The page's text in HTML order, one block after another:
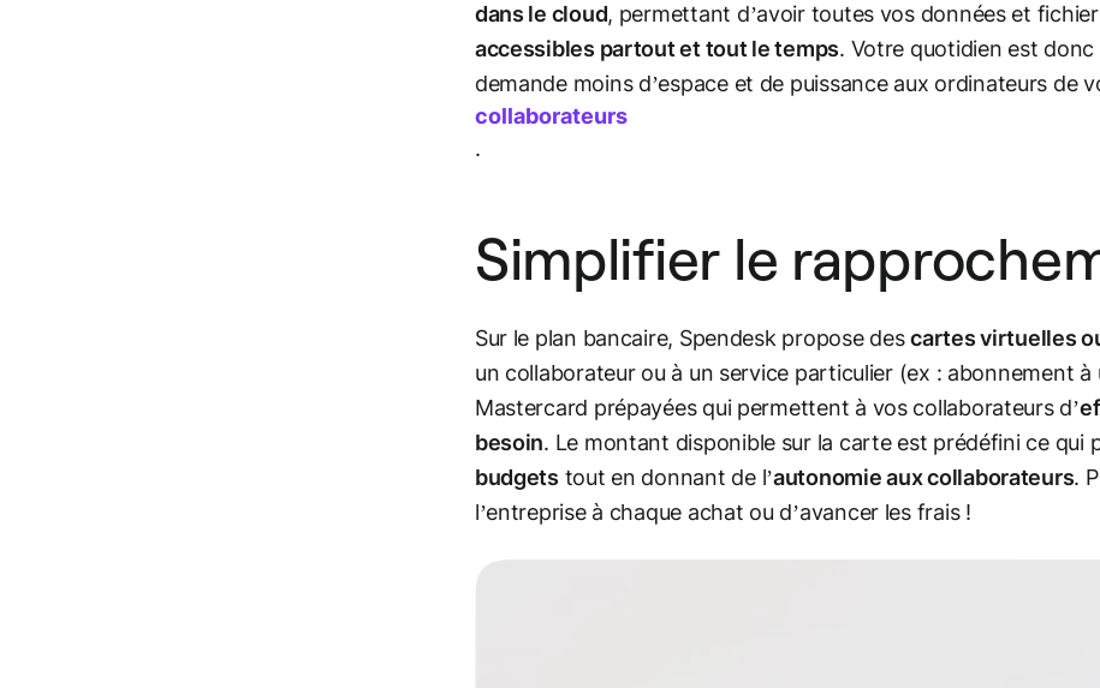
dans le cloud, permettant d’avoir toutes vos données et
accessibles partout et tout le temps. Votre quotidien est
demande moins d’espace et de puissance aux ordinateurs de
collaborateurs
.
Simplifier le
Sur le plan bancaire, Spendesk propose descartes virtuelles
un collaborateur ou à un service particulier (ex : abonnement
Mastercard prépayées qui permettent à vos collaborateurs d’
besoin. Le montant disponible sur la carte est prédéfini ce qui
budgets tout en donnant de l’autonomie aux collaborateurs.
l’entreprise à chaque achat ou d’avancer les frais !